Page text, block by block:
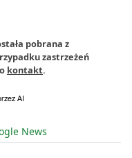
pobrana z
zastrzeżeń
kontakt.
News